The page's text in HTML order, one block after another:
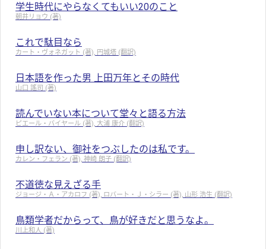
学生時代にやらなくてもいい20のこと
朝井リョウ (著)
これで駄目なら
カート・ヴォネガット (著), 円城塔 (翻訳)
日本語を作った男 上田万年とその時代
山口 謠司 (著)
読んでいない本について堂々と語る方法
ピエール・バイヤール (著), 大浦 康介 (翻訳)
申し訳ない、御社をつぶしたのは私です。
カレン・フェラン (著), 神崎 朗子 (翻訳)
不道徳な見えざる手
ジョージ・Ａ・アカロフ (著), ロバート・Ｊ・シラー (著), 山形 浩生 (翻訳)
鳥類学者だからって、鳥が好きだと思うなよ。
川上和人 (著)